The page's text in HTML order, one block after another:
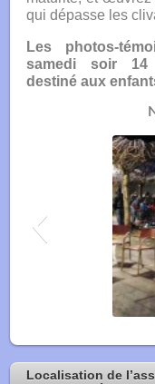
qui dépasse les
Les photos-
samedi soir 14
destiné aux
Localisation de